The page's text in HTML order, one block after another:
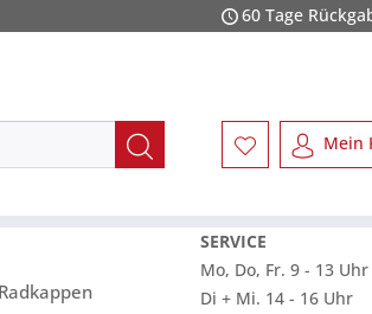
60 Tage
Mein
SERVICE
Mo, Do, Fr. 9 - 13
Di + Mi. 14 - 16 Uhr